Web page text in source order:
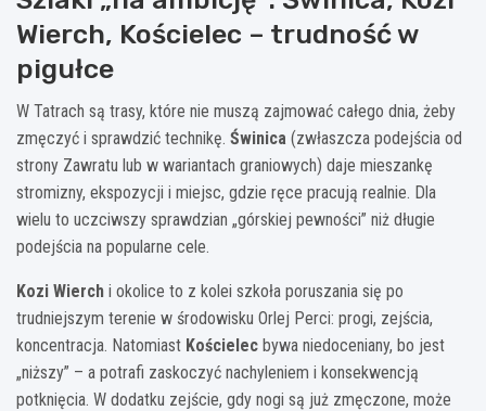
Wierch, Kościelec – trudność w
pigułce
W Tatrach są trasy, które nie muszą zajmować całego dnia, żeby
zmęczyć i sprawdzić technikę. Świnica (zwłaszcza podejścia od
strony Zawratu lub w wariantach graniowych) daje mieszankę
stromizny, ekspozycji i miejsc, gdzie ręce pracują realnie. Dla
wielu to uczciwszy sprawdzian „górskiej pewności” niż długie
podejścia na popularne cele.
Kozi Wierch i okolice to z kolei szkoła poruszania się po
trudniejszym terenie w środowisku Orlej Perci: progi, zejścia,
koncentracja. Natomiast Kościelec bywa niedoceniany, bo jest
„niższy” – a potrafi zaskoczyć nachyleniem i konsekwencją
potknięcia. W dodatku zejście, gdy nogi są już zmęczone, może